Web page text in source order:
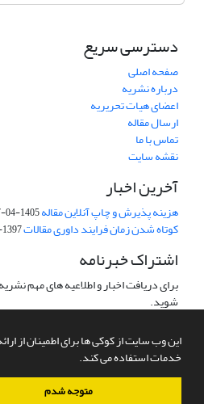
این وب سایت از کوکی ها برای اطمینان از
خدمات استفاده می کند.
متوجه شدم
دسترسی سریع
صفحه اصلی
درباره نشریه
اعضای هیات تحریریه
ارسال مقاله
تماس با ما
نقشه سایت
آخرین اخبار
هزینه پذیرش و چاپ آنلاین مقاله1405-04-07
کوتاه شدن زمان فرایند داوری مقالات1397-06-05
اشتراک خبرنامه
برای دریافت اخبار و اطلاعیه های مهم
شوید.